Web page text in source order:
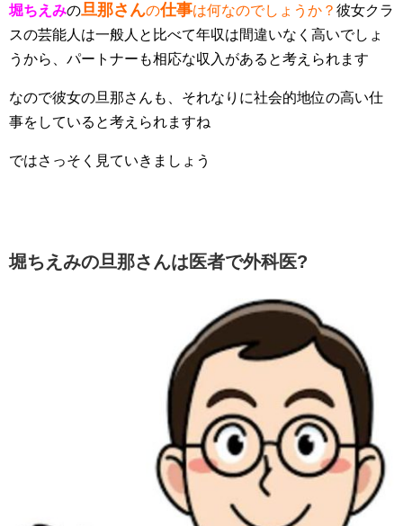
堀ちえみの旦那さんの仕事は何なのでしょうか？ 彼女クラ
スの芸能人は一般人と比べて年収は間違いなく高いでしょ
うから、パートナーも相応な収入があると考えられます
なので彼女の旦那さんも、それなりに社会的地位の高い仕
事をしていると考えられますね
ではさっそく見ていきましょう
堀ちえみの旦那さんは医者で外科医?